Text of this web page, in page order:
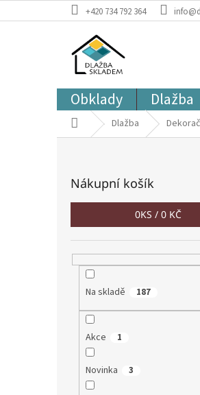
na
+420 734 792 364
Obklady Dlažba
Domů Dlažba
Nákupní košík
0KS / 0 KČ
Na skladě 187
Akce 1
Novinka 3